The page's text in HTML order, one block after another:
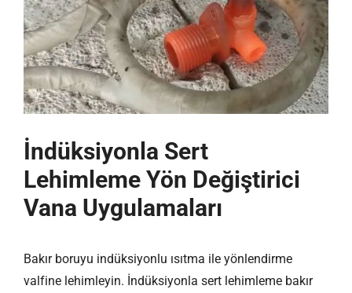
İndüksiyonla Sert
Lehimleme Yön Değiştirici
Vana Uygulamaları
Bakır boruyu indüksiyonlu ısıtma ile yönlendirme
valfine lehimleyin. İndüksiyonla sert lehimleme bakır